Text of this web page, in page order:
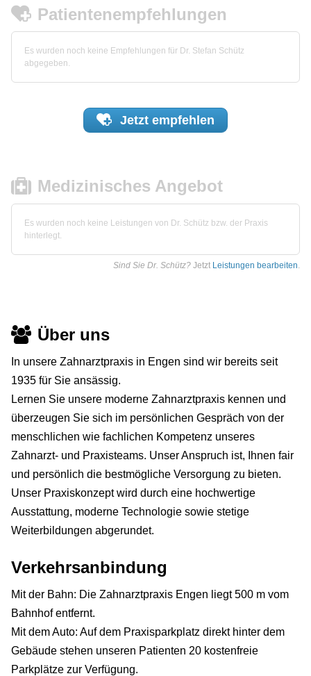
Patientenempfehlungen
Es wurden noch keine Empfehlungen für Dr. Stefan Schütz
abgegeben.
Jetzt empfehlen
Medizinisches Angebot
Es wurden noch keine Leistungen von Dr. Schütz bzw. der Praxis
hinterlegt.
Sind Sie Dr. Schütz? Jetzt Leistungen bearbeiten.
Über uns
In unsere Zahnarztpraxis in Engen sind wir bereits seit
1935 für Sie ansässig.
Lernen Sie unsere moderne Zahnarztpraxis kennen und
überzeugen Sie sich im persönlichen Gespräch von der
menschlichen wie fachlichen Kompetenz unseres
Zahnarzt- und Praxisteams. Unser Anspruch ist, Ihnen fair
und persönlich die bestmögliche Versorgung zu bieten.
Unser Praxiskonzept wird durch eine hochwertige
Ausstattung, moderne Technologie sowie stetige
Weiterbildungen abgerundet.
Verkehrsanbindung
Mit der Bahn: Die Zahnarztpraxis Engen liegt 500 m vom
Bahnhof entfernt.
Mit dem Auto: Auf dem Praxisparkplatz direkt hinter dem
Gebäude stehen unseren Patienten 20 kostenfreie
Parkplätze zur Verfügung.